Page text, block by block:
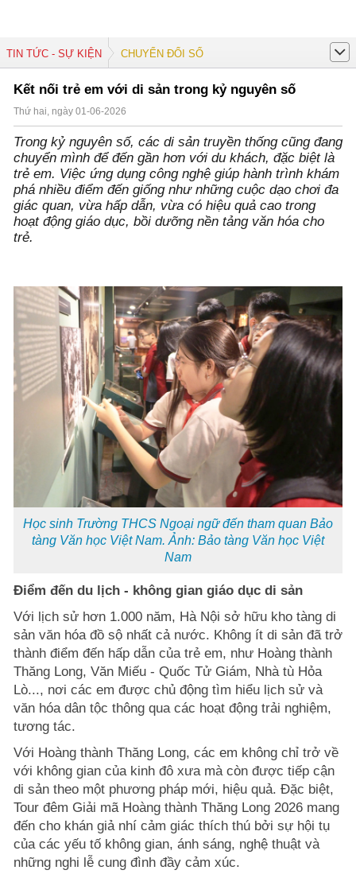
TIN TỨC - SỰ KIỆN CHUYỂN ĐỔI SỐ
Kết nối trẻ em với di sản trong kỷ nguyên số
Thứ hai, ngày 01-06-2026
Trong kỷ nguyên số, các di sản truyền thống cũng đang
chuyển mình để đến gần hơn với du khách, đặc biệt là
trẻ em. Việc ứng dụng công nghệ giúp hành trình khám
phá nhiều điểm đến giống như những cuộc dạo chơi đa
giác quan, vừa hấp dẫn, vừa có hiệu quả cao trong
hoạt động giáo dục, bồi dưỡng nền tảng văn hóa cho
trẻ.
Học sinh Trường THCS Ngoại ngữ đến tham quan Bảo
tàng Văn học Việt Nam. Ảnh: Bảo tàng Văn học Việt
Nam
Điểm đến du lịch - không gian giáo dục di sản
Với lịch sử hơn 1.000 năm, Hà Nội sở hữu kho tàng di
sản văn hóa đồ sộ nhất cả nước. Không ít di sản đã trở
thành điểm đến hấp dẫn của trẻ em, như Hoàng thành
Thăng Long, Văn Miếu - Quốc Tử Giám, Nhà tù Hỏa
Lò..., nơi các em được chủ động tìm hiểu lịch sử và
văn hóa dân tộc thông qua các hoạt động trải nghiệm,
tương tác.
Với Hoàng thành Thăng Long, các em không chỉ trở về
với không gian của kinh đô xưa mà còn được tiếp cận
di sản theo một phương pháp mới, hiệu quả. Đặc biệt,
Tour đêm Giải mã Hoàng thành Thăng Long 2026 mang
đến cho khán giả nhí cảm giác thích thú bởi sự hội tụ
của các yếu tố không gian, ánh sáng, nghệ thuật và
những nghi lễ cung đình đầy cảm xúc.